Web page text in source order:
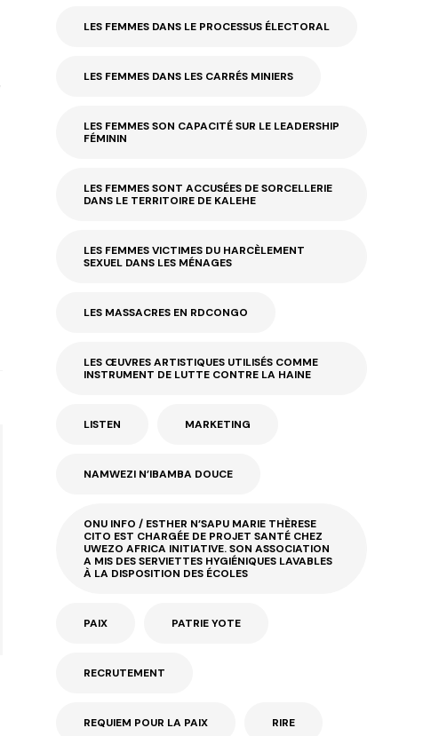
LES FEMMES DANS LE PROCESSUS ÉLECTORAL
LES FEMMES DANS LES CARRÉS MINIERS
LES FEMMES SON CAPACITÉ SUR LE LEADERSHIP
FÉMININ
LES FEMMES SONT ACCUSÉES DE SORCELLERIE
DANS LE TERRITOIRE DE KALEHE
LES FEMMES VICTIMES DU HARCÈLEMENT
SEXUEL DANS LES MÉNAGES
LES MASSACRES EN RDCONGO
LES ŒUVRES ARTISTIQUES UTILISÉS COMME
INSTRUMENT DE LUTTE CONTRE LA HAINE
LISTEN MARKETING
NAMWEZI N’IBAMBA DOUCE
ONU INFO / ESTHER N’SAPU MARIE THÈRESE
CITO EST CHARGÉE DE PROJET SANTÉ CHEZ
UWEZO AFRICA INITIATIVE. SON ASSOCIATION
A MIS DES SERVIETTES HYGIÉNIQUES LAVABLES
À LA DISPOSITION DES ÉCOLES
PAIX PATRIE YOTE
RECRUTEMENT
REQUIEM POUR LA PAIX RIRE